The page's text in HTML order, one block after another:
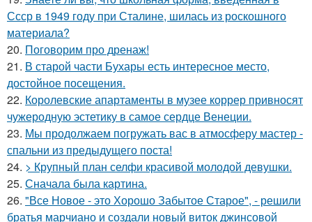
Ссср в 1949 году при Сталине, шилась из роскошного
материала?
20. Поговорим про дренаж!
21. В старой части Бухары есть интересное место,
достойное посещения.
22. Королевские апартаменты в музее коррер привносят
чужеродную эстетику в самое сердце Венеции.
23. Мы продолжаем погружать вас в атмосферу мастер -
спальни из предыдущего поста!
24. > Крупный план селфи красивой молодой девушки.
25. Сначала была картина.
26. "Все Новое - это Хорошо Забытое Старое", - решили
братья марчиано и создали новый виток джинсовой